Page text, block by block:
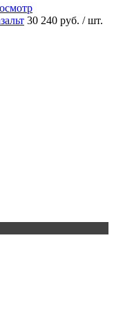
30 240 руб. / шт.